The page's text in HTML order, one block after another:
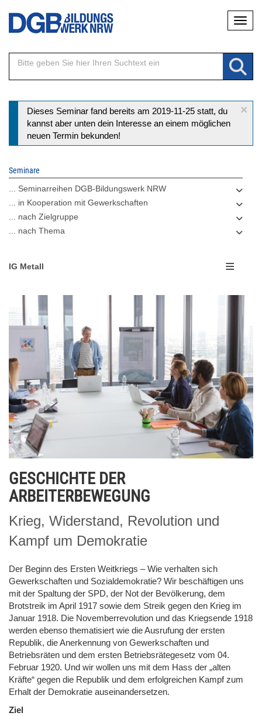
Direkt
Inhalt
×
Statusmeldung
Dieses Seminar fand bereits am 2019-11-25 statt, du
kannst aber unten dein Interesse an einem möglichen
neuen Termin bekunden!
Seminare
... Seminarreihen DGB-Bildungswerk NRW
... in Kooperation mit Gewerkschaften
... nach Zielgruppe
... nach Thema
IG Metall
GESCHICHTE DER
ARBEITERBEWEGUNG
Krieg, Widerstand, Revolution und
Kampf um Demokratie
Der Beginn des Ersten Weitkriegs – Wie verhalten sich
Gewerkschaften und Sozialdemokratie? Wir beschäftigen uns
mit der Spaltung der SPD, der Not der Bevölkerung, dem
Brotstreik im April 1917 sowie dem Streik gegen den Krieg im
Januar 1918. Die Novemberrevolution und das Kriegsende 1918
werden ebenso thematisiert wie die Ausrufung der ersten
Republik, die Anerkennung von Gewerkschaften und
Betriebsräten und dem ersten Betriebsrätegesetz vom 04.
Februar 1920. Und wir wollen uns mit dem Hass der „alten
Kräfte“ gegen die Republik und dem erfolgreichen Kampf zum
Erhalt der Demokratie auseinandersetzen.
Ziel